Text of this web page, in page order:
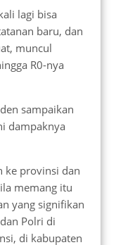
lagi bisa
baru, dan
muncul
R0-nya
sampaikan
dampaknya
ke provinsi dan
memang itu
yang signifikan
Polri di
di kabupaten